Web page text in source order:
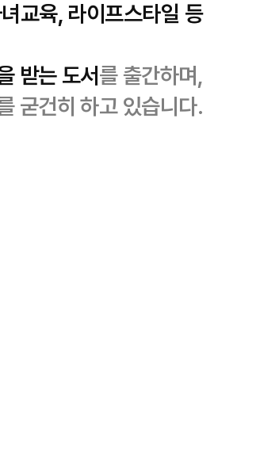
교육, 라이프스타일 등
받는 도서를 출간하며,
굳건히 하고 있습니다.